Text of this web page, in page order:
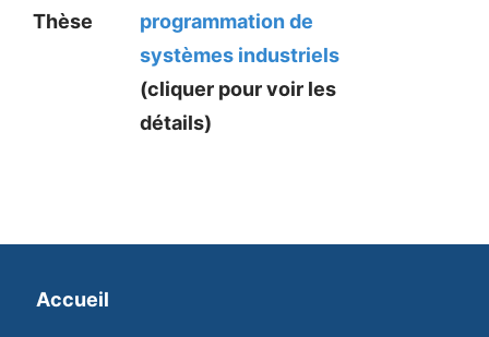
Thèse
programmation de
systèmes industriels
(cliquer pour voir les
détails)
Accueil